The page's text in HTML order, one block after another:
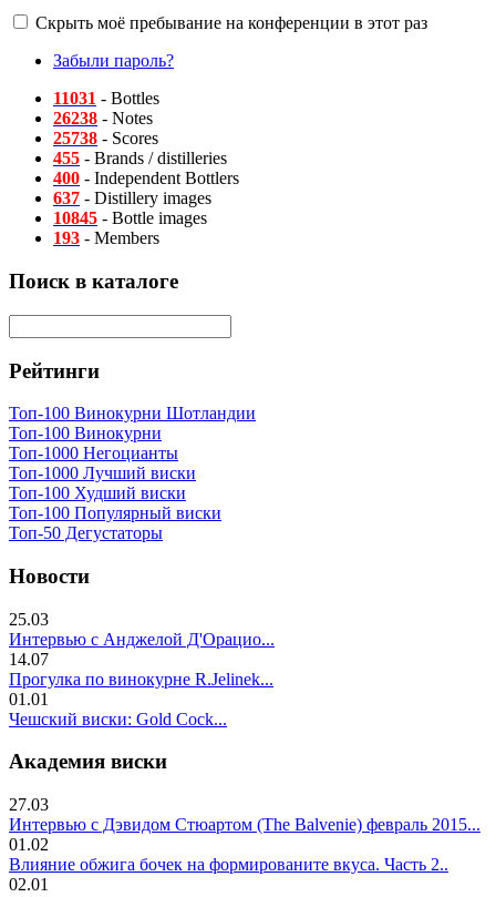
Скрыть моё пребывание на конференции в этот раз
Забыли пароль?
11031 - Bottles
26238 - Notes
25738 - Scores
455 - Brands / distilleries
400 - Independent Bottlers
637 - Distillery images
10845 - Bottle images
193 - Members
Поиск в каталоге
Рейтинги
Топ-100 Винокурни Шотландии
Топ-100 Винокурни
Топ-1000 Негоцианты
Топ-1000 Лучший виски
Топ-100 Худший виски
Топ-100 Популярный виски
Топ-50 Дегустаторы
Новости
25.03
Интервью с Анджелой Д'Орацио...
14.07
Прогулка по винокурне R.Jelinek...
01.01
Чешский виски: Gold Cock...
Академия виски
27.03
Интервью с Дэвидом Стюартом (The Balvenie) февраль 2015...
01.02
Влияние обжига бочек на формированите вкуса. Часть 2..
02.01